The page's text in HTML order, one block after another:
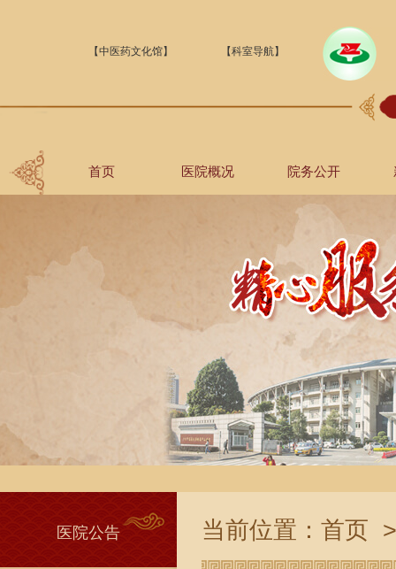
【中医药文化馆】 【科室导航】
首页 医院概况 院务公开
医院公告 当前位置： 首页